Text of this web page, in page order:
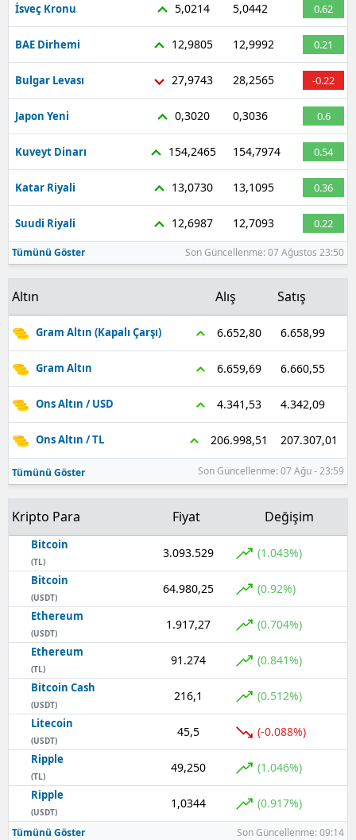
İsveç Kronu 5,0214 5,0442 0.62
BAE Dirhemi 12,9805 12,9992 0.21
Bulgar Levası 27,9743 28,2565 -0.22
Japon Yeni 0,3020 0,3036 0.6
Kuveyt Dinarı 154,2465 154,7974 0.54
Katar Riyali 13,0730 13,1095 0.36
Suudi Riyali 12,6987 12,7093 0.22
Tümünü Göster Son Güncellenme: 07 Ağustos 23:50
Altın Alış Satış
Gram Altın (Kapalı Çarşı) 6.652,80 6.658,99
Gram Altın 6.659,69 6.660,55
Ons Altın / USD 4.341,53 4.342,09
Ons Altın / TL 206.998,51 207.307,01
Tümünü Göster Son Güncellenme: 07 Ağu - 23:59
Kripto Para Fiyat Değişim
Bitcoin
(TL)
3.093.529 (1.043%)
Bitcoin
(USDT)
64.980,25 (0.92%)
Ethereum
(USDT)
1.917,27 (0.704%)
Ethereum
(TL)
91.274 (0.841%)
Bitcoin Cash
(USDT)
216,1 (0.512%)
Litecoin
(USDT)
45,5 (-0.088%)
Ripple
(TL)
49,250 (1.046%)
Ripple
(USDT)
1,0344 (0.917%)
Tümünü Göster Son Güncellenme: 09:14